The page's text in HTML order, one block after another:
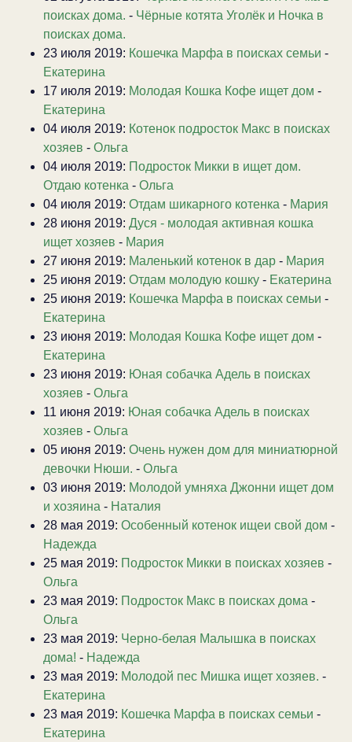
поисках дома. - Чёрные котята Уголёк и Ночка в
поисках дома.
23 июля 2019: Кошечка Марфа в поисках семьи -
Екатерина
17 июля 2019: Молодая Кошка Кофе ищет дом -
Екатерина
04 июля 2019: Котенок подросток Макс в поисках
хозяев - Ольга
04 июля 2019: Подросток Микки в ищет дом.
Отдаю котенка - Ольга
04 июля 2019: Отдам шикарного котенка - Мария
28 июня 2019: Дуся - молодая активная кошка
ищет хозяев - Мария
27 июня 2019: Маленький котенок в дар - Мария
25 июня 2019: Отдам молодую кошку - Екатерина
25 июня 2019: Кошечка Марфа в поисках семьи -
Екатерина
23 июня 2019: Молодая Кошка Кофе ищет дом -
Екатерина
23 июня 2019: Юная собачка Адель в поисках
хозяев - Ольга
11 июня 2019: Юная собачка Адель в поисках
хозяев - Ольга
05 июня 2019: Очень нужен дом для миниатюрной
девочки Нюши. - Ольга
03 июня 2019: Молодой умняха Джонни ищет дом
и хозяина - Наталия
28 мая 2019: Особенный котенок ищеи свой дом -
Надежда
25 мая 2019: Подросток Микки в поисках хозяев -
Ольга
23 мая 2019: Подросток Макс в поисках дома -
Ольга
23 мая 2019: Черно-белая Малышка в поисках
дома! - Надежда
23 мая 2019: Молодой пес Мишка ищет хозяев. -
Екатерина
23 мая 2019: Кошечка Марфа в поисках семьи -
Екатерина